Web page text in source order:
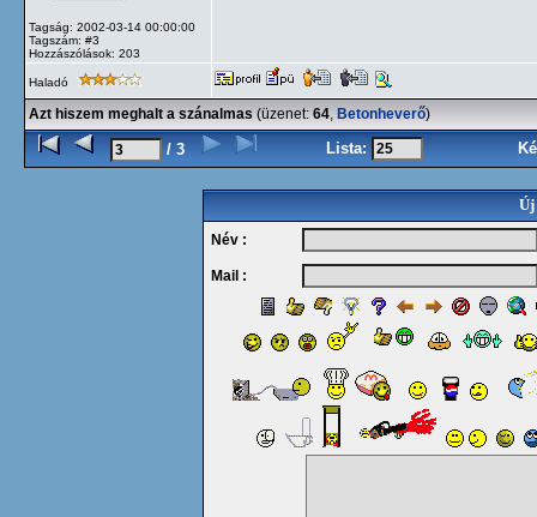
Tagság: 2002-03-14 00:00:00
Tagszám: #3
Hozzászólások: 203
Haladó
Azt hiszem meghalt a szánalmas (üzenet: 64, Betonheverő)
/ 3 Lista:
Új
Név :
Mail :